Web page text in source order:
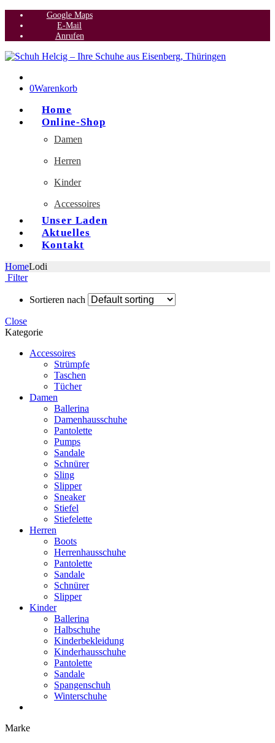
Google Maps
E-Mail
Anrufen
0Warenkorb
Home
Online-Shop
Damen
Herren
Kinder
Accessoires
Unser Laden
Aktuelles
Kontakt
HomeLodi
Filter
Sortieren nach
Close
Kategorie
Accessoires
Strümpfe
Taschen
Tücher
Damen
Ballerina
Damenhausschuhe
Pantolette
Pumps
Sandale
Schnürer
Sling
Slipper
Sneaker
Stiefel
Stiefelette
Herren
Boots
Herrenhausschuhe
Pantolette
Sandale
Schnürer
Slipper
Kinder
Ballerina
Halbschuhe
Kinderbekleidung
Kinderhausschuhe
Pantolette
Sandale
Spangenschuh
Winterschuhe
Marke